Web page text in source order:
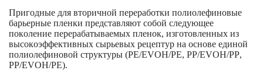
Пригодные для вторичной переработки полиолефиновые
барьерные пленки представляют собой следующее
поколение перерабатываемых пленок, изготовленных из
высокоэффективных сырьевых рецептур на основе единой
полиолефиновой структуры (PE/EVOH/PE, PP/EVOH/PP,
PP/EVOH/PE).